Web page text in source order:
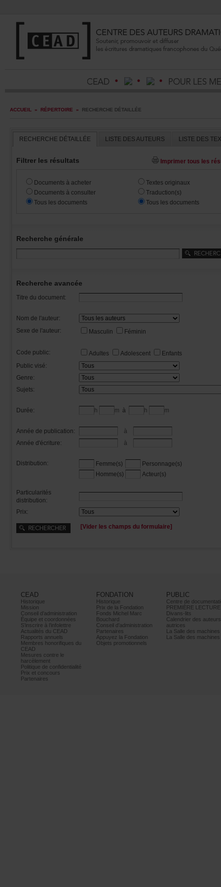
ACCUEIL » RÉPERTOIRE » RECHERCHEDÉTAILLÉE
RECHERCHEDÉTAILLÉE LISTEDESAUTEURS
Filtrerlesrésultats
Documentsàacheter
Documentsàconsulter
Touslesdocuments
Textesoriginaux
Traduction(s)
Touslesdocuments
Recherchegénérale
Rechercheavancée
Titredudocument:
Nomdel'auteur:
Sexedel'auteur:
Masculin Féminin
Codepublic: Adultes Adolescent
Enfants
Publicvisé:
Genre:
Sujets:
Durée: h m à h m
Annéedepublication:
à
Annéed'écriture:
à
Distribution: Femme(s)
Personnage(s)
Homme(s)
Acteur(s)
Particularités
distribution:
Prix:
[Viderleschampsduformulaire]
CEAD
Historique
Mission
Conseild’administration
Équipeetcoordonnées
S’inscrireàl’infolettre
ActualitésduCEAD
Rapportsannuels
Membreshonorifiquesdu
CEAD
Mesurescontrele
harcèlement
Politiquedeconfidentialité
Prixetconcours
Partenaires
FONDATION
Historique
PrixdelaFondation
FondsMichelMarc
Bouchard
Conseild’administration
Partenaires
AppuyezlaFondation
Objetspromotionnels
PUBLIC
PREMIÈRELECTURE
Divans-lits
autrices